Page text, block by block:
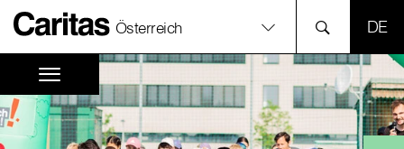
Österreich